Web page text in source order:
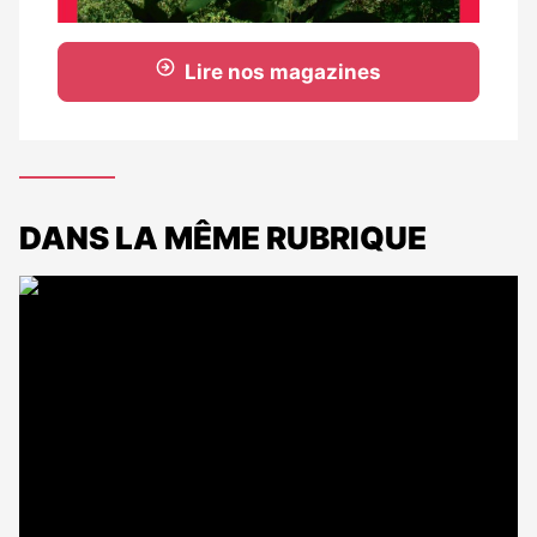
Lire nos magazines
DANS LA MÊME RUBRIQUE